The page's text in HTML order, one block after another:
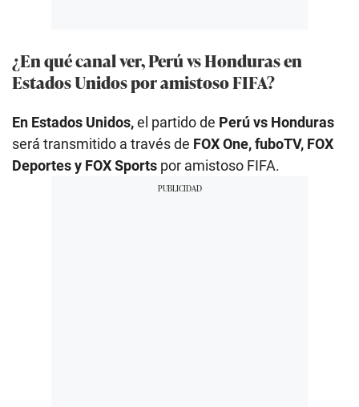
¿En qué canal ver, Perú vs Honduras en
Estados Unidos por amistoso FIFA?
En Estados Unidos,el partido de Perú vs Honduras
será transmitido a través de FOX One, fuboTV, FOX
Deportes y FOX Sports por amistoso FIFA.